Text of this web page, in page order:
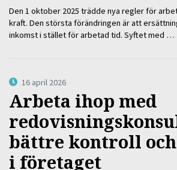
Den 1 oktober 2025 trädde nya regler för
kraft. Den största förändringen är att
inkomst i stället för arbetad tid. Syftet med …
16 april 2026
Arbeta ihop med
bättre kontroll
i företaget